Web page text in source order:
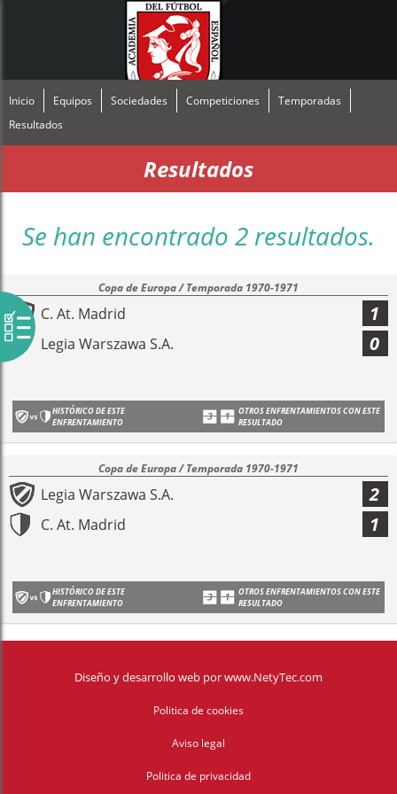
Inicio Equipos Sociedades Competiciones
Temporadas
Resultados
Resultados
Se han encontrado 2 resultados.
Copa de Europa / Temporada 1970-1971
C. At. Madrid 1
Legia Warszawa S.A. 0
HISTÓRICO DE ESTE
ENFRENTAMIENTO
OTROS ENFRENTAMIENTOS CON ESTE
RESULTADO
Copa de Europa / Temporada 1970-1971
Legia Warszawa S.A. 2
C. At. Madrid 1
HISTÓRICO DE ESTE
ENFRENTAMIENTO
OTROS ENFRENTAMIENTOS CON ESTE
RESULTADO
Diseño y desarrollo web porwww.NetyTec.com
Politica de cookies
Aviso legal
Politica de privacidad